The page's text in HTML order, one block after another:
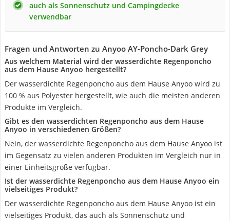
auch als Sonnenschutz und Campingdecke
verwendbar
Fragen und Antworten zu Anyoo ‎AY-Poncho-Dark Grey
Aus welchem Material wird der wasserdichte Regenponcho
aus dem Hause Anyoo hergestellt?
Der wasserdichte Regenponcho aus dem Hause Anyoo wird zu
100 % aus Polyester hergestellt, wie auch die meisten anderen
Produkte im Vergleich.
Gibt es den wasserdichten Regenponcho aus dem Hause
Anyoo in verschiedenen Größen?
Nein, der wasserdichte Regenponcho aus dem Hause Anyoo ist
im Gegensatz zu vielen anderen Produkten im Vergleich nur in
einer Einheitsgröße verfügbar.
Ist der wasserdichte Regenponcho aus dem Hause Anyoo ein
vielseitiges Produkt?
Der wasserdichte Regenponcho aus dem Hause Anyoo ist ein
vielseitiges Produkt, das auch als Sonnenschutz und